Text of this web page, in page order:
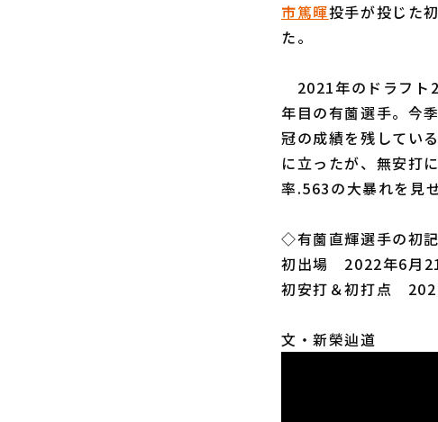
市篤暉投手が投じた
た。
2021年のドラフト
年目の有薗選手。今
冠の成績を残してい
に立ったが、無安打
率.563の大暴れを見
◇有薗直輝選手の初
初出場 2022年6月
初安打＆初打点
文・新榮辿道